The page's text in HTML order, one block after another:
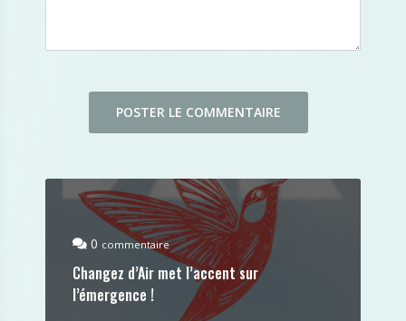
0 commentaire
Changez d’Air met l’accent sur
l’émergence !